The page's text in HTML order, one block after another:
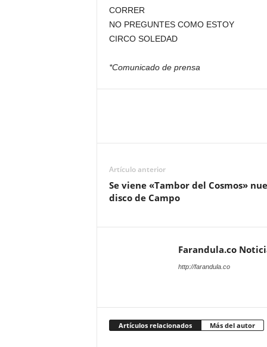
CORRER
NO PREGUNTES COMO ESTOY
CIRCO SOLEDAD
*Comunicado de prensa
Artículo anterior
Se viene «Tambor del Cosmos»
disco de Campo
Farandula.co
http://farandula.co
Artículos relacionados Más del autor